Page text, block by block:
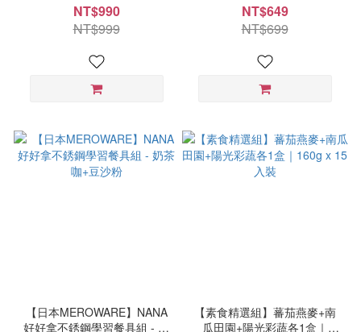
NT$990
NT$999
NT$649
NT$699
【日本MEROWARE】NANA
好好拿不銹鋼學習餐具組 - 奶
【素食精選組】蕃茄燕麥+南
瓜田園+陽光彩蔬各1盒｜